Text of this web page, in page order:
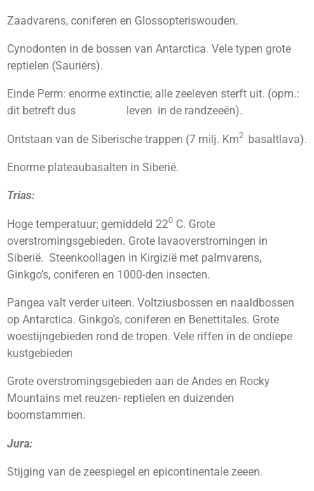
Zaadvarens, coniferen en Glossopteriswouden.
Cynodonten in de bossen van Antarctica. Vele typen grote
reptielen (Sauriërs).
Einde Perm: enorme extinctie; alle zeeleven sterft uit. (opm.:
dit betreft dus leven in de randzeeën).
Ontstaan van de Siberische trappen (7 milj. Km2 basaltlava).
Enorme plateaubasalten in Siberië.
Trias:
Hoge temperatuur; gemiddeld 220 C. Grote
overstromingsgebieden. Grote lavaoverstromingen in
Siberië. Steenkoollagen in Kirgizië met palmvarens,
Ginkgo’s, coniferen en 1000-den insecten.
Pangea valt verder uiteen. Voltziusbossen en naaldbossen
op Antarctica. Ginkgo’s, coniferen en Benettitales. Grote
woestijngebieden rond de tropen. Vele riffen in de ondiepe
kustgebieden
Grote overstromingsgebieden aan de Andes en Rocky
Mountains met reuzen- reptielen en duizenden
boomstammen.
Jura:
Stijging van de zeespiegel en epicontinentale zeeen.